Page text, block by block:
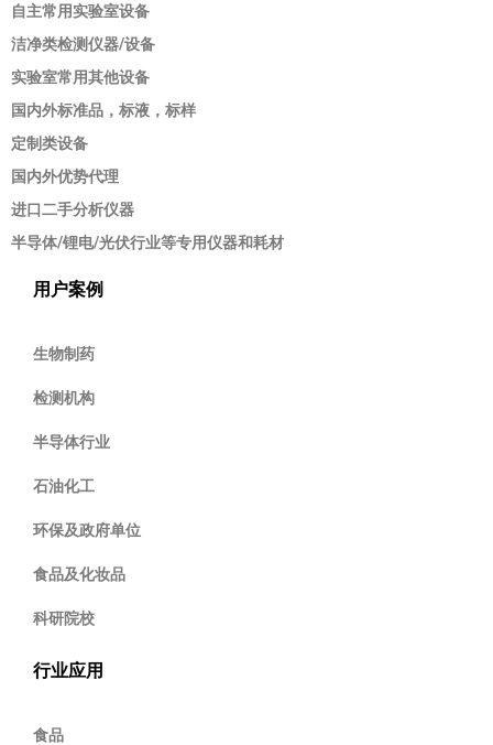
自主常用实验室设备
洁净类检测仪器/设备
实验室常用其他设备
国内外标准品，标液，标样
定制类设备
国内外优势代理
进口二手分析仪器
半导体/锂电/光伏行业等专用仪器和耗材
用户案例
生物制药
检测机构
半导体行业
石油化工
环保及政府单位
食品及化妆品
科研院校
行业应用
食品